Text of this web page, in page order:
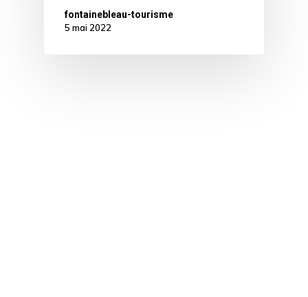
fontainebleau-tourisme
5 mai 2022